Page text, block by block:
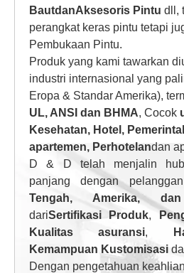
BautdanAksesoris Pintu dll,
perangkat keras pintu tetapi
Pembukaan Pintu.
Produk yang kami tawarkan
industri internasional yang
Eropa & Standar Amerika),
UL, ANSI dan BHMA, Cocok
Kesehatan, Hotel,
apartemen, Perhotelandan
D & D telah menjalin
panjang dengan
Tengah, Amerika,
dariSertifikasi Produk,
Kualitas asuransi,
Kemampuan Kustomisasi
Dengan pengetahuan